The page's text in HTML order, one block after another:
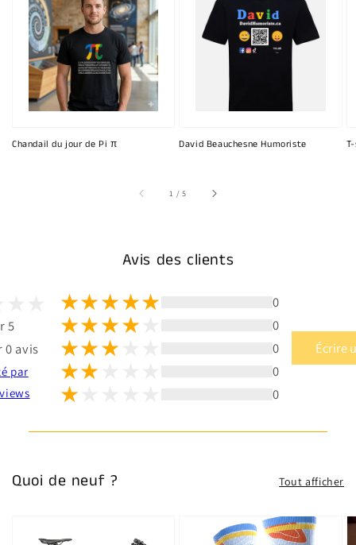
Chandail du jour de Pi π David Beauchesne Humoriste
1 /sur
5
Avis des clients
5
0 avis
par
0
0
0
0
0
Écrire
Quoi de neuf ? Tout afficher